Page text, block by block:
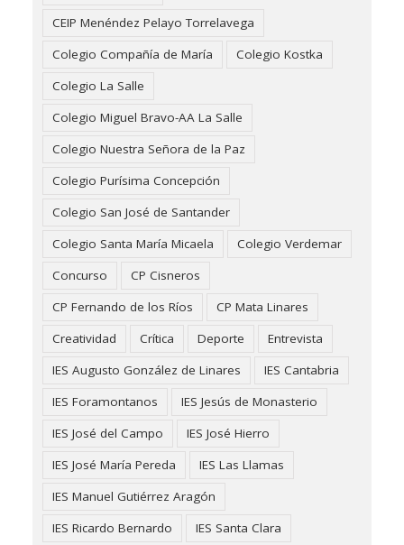
CEIP Menéndez Pelayo Torrelavega
Colegio Compañía de María
Colegio Kostka
Colegio La Salle
Colegio Miguel Bravo-AA La Salle
Colegio Nuestra Señora de la Paz
Colegio Purísima Concepción
Colegio San José de Santander
Colegio Santa María Micaela
Colegio Verdemar
Concurso
CP Cisneros
CP Fernando de los Ríos
CP Mata Linares
Creatividad
Crítica Deporte
Entrevista
IES Augusto González de Linares
IES Cantabria
IES Foramontanos
IES Jesús de Monasterio
IES José del Campo
IES José Hierro
IES José María Pereda
IES Las Llamas
IES Manuel Gutiérrez Aragón
IES Ricardo Bernardo
IES Santa Clara